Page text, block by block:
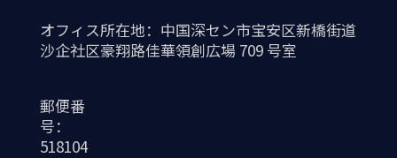
オフィス所在地：中国深セン市宝安区新橋街道
沙企社区豪翔路佳華領創広場 709 号室
郵便番
号：
518104